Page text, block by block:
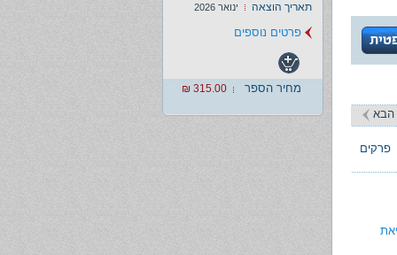
הבא
פרקים
תאריך הוצאה ינואר 2026
מחיר הספר 315.00 ₪
פרטים נוספים